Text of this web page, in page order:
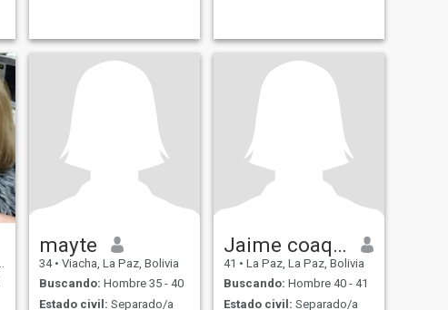
mayte
34 • Viacha, La Paz, Bolivia
Buscando: Hombre 35 - 40
Estado civil: Separado/a
Jaime coaquira
41 • La Paz, La Paz, Bolivia
Buscando: Hombre 40 - 41
Estado civil: Separado/a